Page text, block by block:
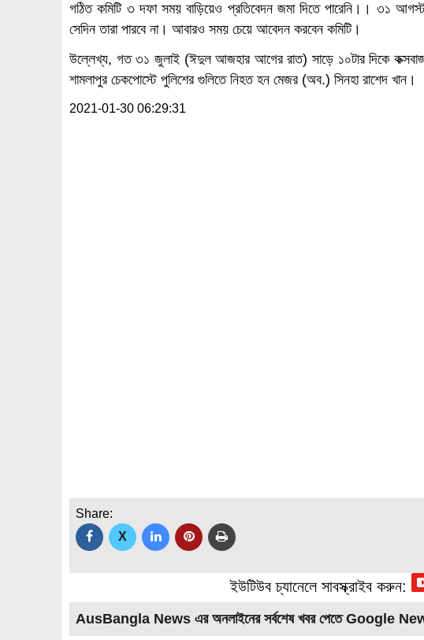
গঠিত কমিটি ৩ দফা সময় বাড়িয়েও প্রতিবেদন জমা দিতে পারেনি।। ৩১ আগস্ট
সেদিন তারা পারবে না। আবারও সময় চেয়ে আবেদন করবেন কমিটি।
উল্লেখ্য, গত ৩১ জুলাই (ঈদুল আজহার আগের রাত) সাড়ে ১০টার দিকে
শামলাপুর চেকপোস্টে পুলিশের গুলিতে নিহত হন মেজর (অব.) সিনহা রাশেদ খান।
2021-01-30 06:29:31
Share:
X
ইউটিউব চ্যানেলে সাবস্ক্রাইব করুন:
AusBangla News এর অনলাইনের সর্বশেষ খবর পেতে Google